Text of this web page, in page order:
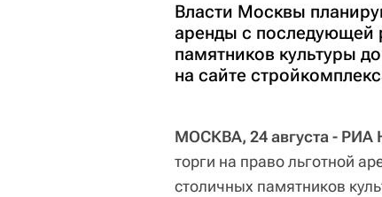
Власти Москвы
аренды с последующей
памятников культуры
на сайте
МОСКВА, 24 августа - РИА
торги на право льготной
столичных памятников